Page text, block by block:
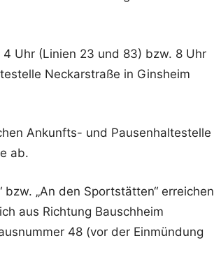
Uhr (Linien 23 und 83) bzw. 8 Uhr
Neckarstraße in Ginsheim
Ankunfts- und Pausenhaltestelle
ab.
„An den Sportstätten“ erreichen
aus Richtung Bauschheim
48 (vor der Einmündung